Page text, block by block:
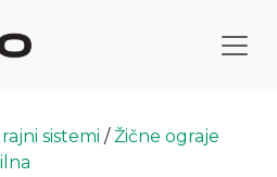
sistemi /Žične ograje